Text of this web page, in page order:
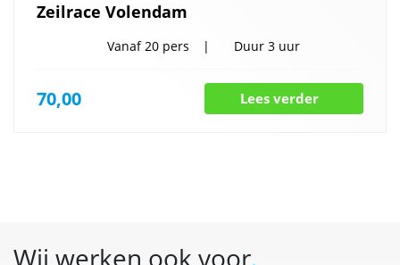
Zeilrace Volendam
Vanaf20 pers Duur 3 uur
70,00 Lees verder
Wij werken ook voor